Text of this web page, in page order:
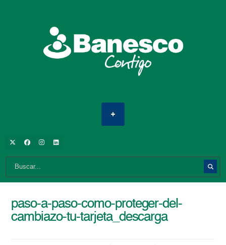
paso-a-paso-como-proteger-del-
cambiazo-tu-tarjeta_descarga